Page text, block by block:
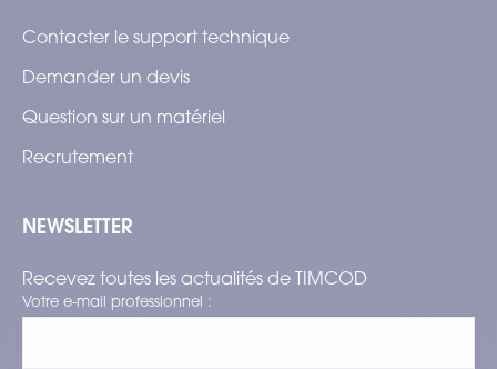
Contacter le support technique
Demander un devis
Question sur un matériel
Recrutement
NEWSLETTER
Recevez toutes les actualités de TIMCOD
Votre e-mail professionnel :